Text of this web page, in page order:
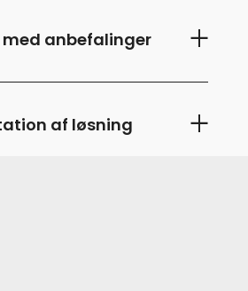
anbefalinger
af løsning